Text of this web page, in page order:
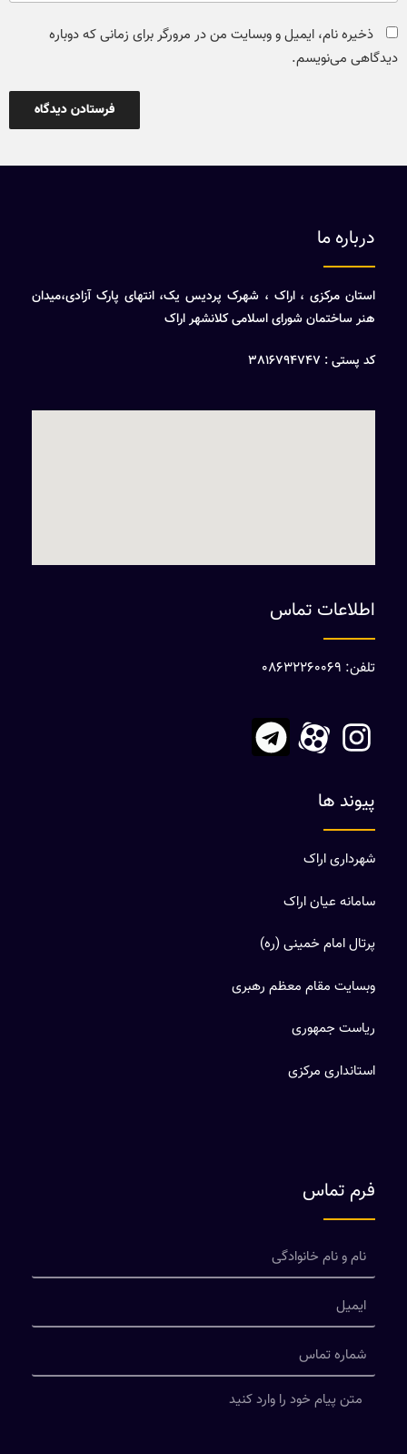
ذخیره نام، ایمیل و وبسایت من در مرورگر برای زمانی که دوباره
دیدگاهی می‌نویسم.
درباره ما
استان مرکزی ، اراک ، شهرک پردیس یک، انتهای پارک آزادی،میدان
هنر ساختمان شورای اسلامی کلانشهر اراک
کد پستی : 3816794747
اطلاعات تماس
تلفن: 08632260069
پیوند ها
شهرداری اراک
سامانه عیان اراک
پرتال امام خمینی (ره)
وبسایت مقام معظم رهبری
ریاست جمهوری
استانداری مرکزی
فرم تماس